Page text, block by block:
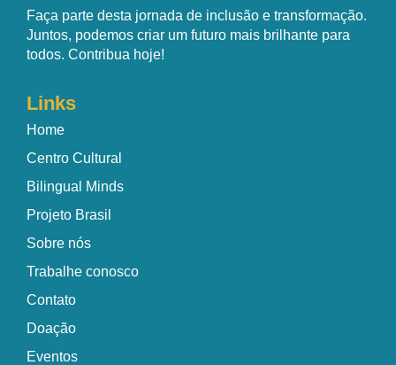
Faça parte desta jornada de inclusão e transformação.
Juntos, podemos criar um futuro mais brilhante para
todos. Contribua hoje!
Links
Home
Centro Cultural
Bilingual Minds
Projeto Brasil
Sobre nós
Trabalhe conosco
Contato
Doação
Eventos